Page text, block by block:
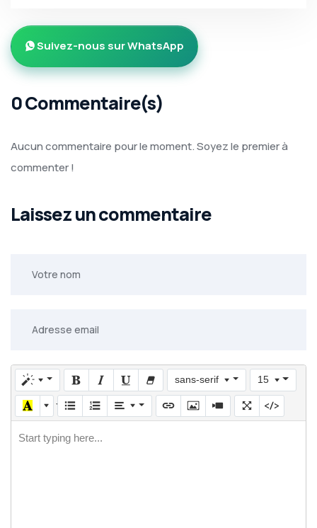
Suivez-nous sur WhatsApp
0 Commentaire(s)
Aucun commentaire pour le moment. Soyez le premier à
commenter !
Laissez un commentaire
sans-serif 15
Start typing here...